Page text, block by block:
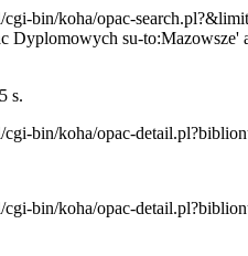
cgi-bin/koha/opac-
Dyplomowych su-
s.
bin/koha/opac-
bin/koha/opac-